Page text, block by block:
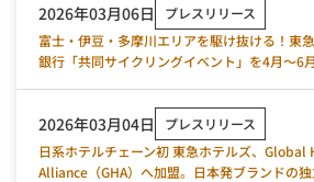
2026年03月06日
プレスリリース
富士・伊豆・多摩川エリアを駆け抜ける！東
銀行「共同サイクリングイベント」を4月～6
2026年03月04日
プレスリリース
日系ホテルチェーン初 東急ホテルズ、Global
Alliance（GHA）へ加盟。日本発ブランドの